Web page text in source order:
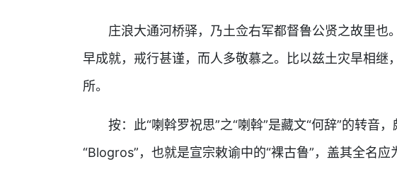
庄浪大通河桥驿，乃土佥右军都督鲁公贤之故里也
早成就，戒行甚谨，而人多敬慕之。比以兹土灾旱相继
所。
按：此“喇斡罗祝思”之“喇斡”是藏文“何辞”的转音
“Blogros”，也就是宣宗敕谕中的“裸古鲁”，盖其全名